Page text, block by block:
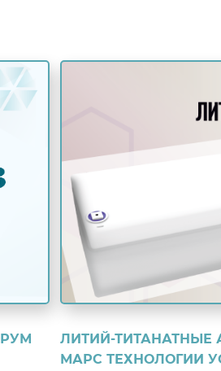
ЛИТИЙ-ТИТАНАТНЫЕ
МАРС ТЕХНОЛОГИИ